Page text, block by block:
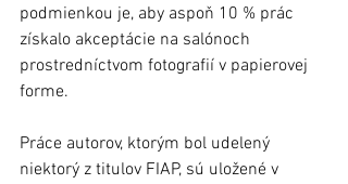
podmienkou je, aby aspoň 10 % prác
získalo akceptácie na salónoch
prostredníctvom fotografií v papierovej
forme.
Práce autorov, ktorým bol udelený
niektorý z titulov FIAP, sú uložené v